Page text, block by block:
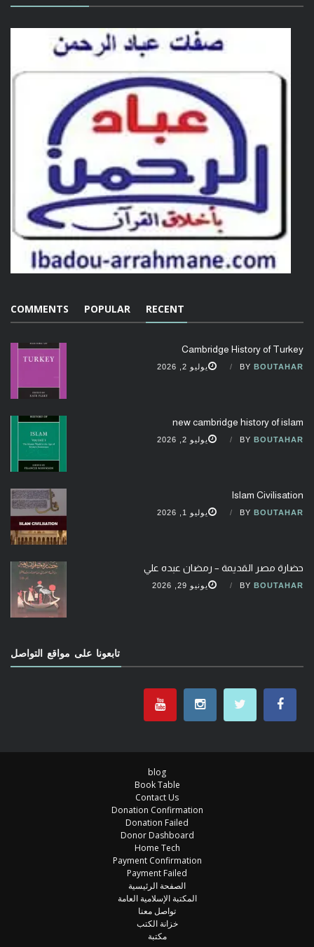
RECENT
POPULAR
COMMENTS
Cambridge History of Turkey
BY BOUTAHAR يوليو 2, 2026
new cambridge history of islam
BY BOUTAHAR يوليو 2, 2026
Islam Civilisation
BY BOUTAHAR يوليو 1, 2026
حضارة مصر القديمة – رمضان عبده علي
BY BOUTAHAR يونيو 29, 2026
تابعونا على مواقع التواصل
blog
Book Table
Contact Us
Donation Confirmation
Donation Failed
Donor Dashboard
Home Tech
Payment Confirmation
Payment Failed
الصفحة الرئيسية
المكتبة الإسلامية العامة
تواصل معنا
خزانة الكتب
مكتبة